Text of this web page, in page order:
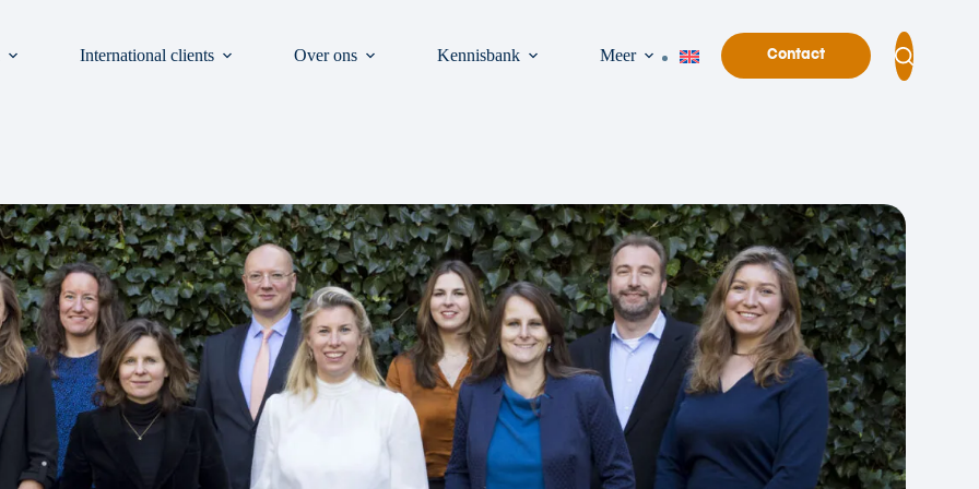
International clients Over ons Kennisbank Meer Contact